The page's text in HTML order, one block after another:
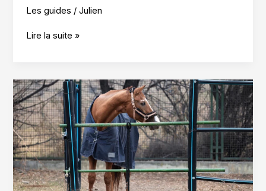
Les guides /Julien
Prascend
pour
bien
choisir
Lire la suite »